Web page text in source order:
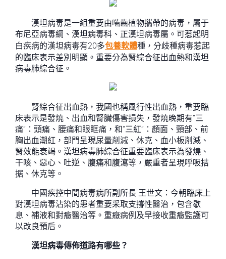
漢坦病毒是一組重要由嚙齒植物攜帶的病毒，屬于
布尼亞病毒綱、漢坦病毒科、正漢坦病毒屬。可惹起明
白疾病的漢坦病毒有20多包養軟體種，分歧種病毒惹起
的臨床表示差別明顯。重要分為腎綜合征出血熱和漢坦
病毒肺綜合征。
腎綜合征出血熱，我國也稱風行性出血熱，重要臨
床表示是發燒、出血和腎臟傷害損失，發燒晚期有“三
痛”：頭痛、腰痛和眼眶痛，和“三紅”：顏面、頸部、前
胸出血潮紅，部門呈現尿量削減、休克、血小板削減、
腎效能衰竭。漢坦病毒肺綜合征重要臨床表示為發燒、
干咳、惡心、吐逆、腹痛和腹瀉等，嚴重者呈現呼吸拮
据、休克等。
中國疾控中間病毒病所副所長 王世文：今朝臨床上
對漢坦病毒沾染的患者重要采取支撐性醫治，包含歇
息、補液和對癥醫治等。重癥病例及早接收重癥監護可
以改良預后。
漢坦病毒傳佈道路有哪些？